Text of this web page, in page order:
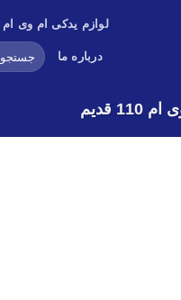
لوازم یدکی ام وی ام
درباره ما
جستجو
برای:
قدیم